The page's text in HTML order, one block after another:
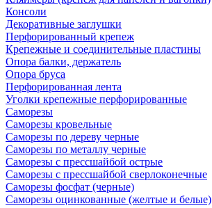
Консоли
Декоративные заглушки
Перфорированный крепеж
Крепежные и соединительные пластины
Опора балки, держатель
Опора бруса
Перфорированная лента
Уголки крепежные перфорированные
Саморезы
Саморезы кровельные
Саморезы по дереву черные
Саморезы по металлу черные
Саморезы с прессшайбой острые
Саморезы с прессшайбой сверлоконечные
Саморезы фосфат (черные)
Саморезы оцинкованные (желтые и белые)